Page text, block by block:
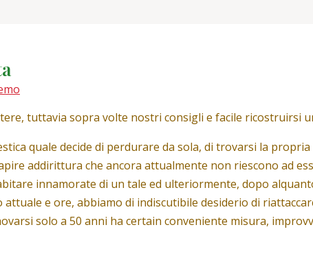
tuttavia sopra volte nostri consigli e facile ricostruirsi
quale decide di perdurare da sola, di trovarsi la
addirittura che ancora attualmente non riescono ad
innamorate di un tale ed ulteriormente, dopo
attuale e ore, abbiamo di indiscutibile desiderio di
solo a 50 anni ha certain conveniente misura,